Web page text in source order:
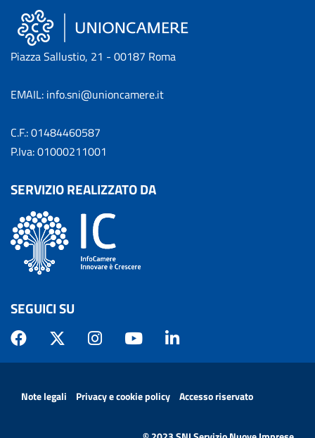
Piazza Sallustio, 21 - 00187 Roma
EMAIL: info.sni@unioncamere.it
C.F.: 01484460587
P.Iva: 01000211001
SERVIZIO REALIZZATO DA
SEGUICI SU
MENÙ PRIVACY
Note legali Privacy e cookie policy Accesso riservato